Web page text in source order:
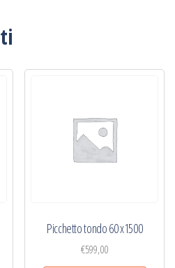
Picchetto tondo 60 x1500
€599,00